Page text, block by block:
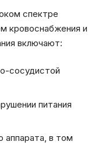
спектре
кровоснабжения и
включают:
сосудистой
питания
аппарата, в том